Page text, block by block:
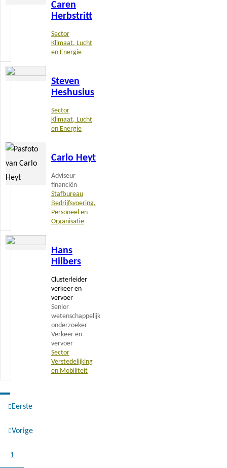
Caren
Herbstritt
Sector
Klimaat, Lucht
en Energie
Steven
Heshusius
Sector
Klimaat, Lucht
en Energie
Lees
Carlo Heyt
Adviseur
financiën
Stafbureau
Bedrijfsvoering,
Personeel en
Organisatie
Lees
meer
Hans
Hilbers
Clusterleider
verkeer en
vervoer
Senior
wetenschappelijk
onderzoeker
Verkeer en
vervoer
Sector
Verstedelijking
en Mobiliteit
Lees
Paginering
Eerste
Vorige
Pagina
1